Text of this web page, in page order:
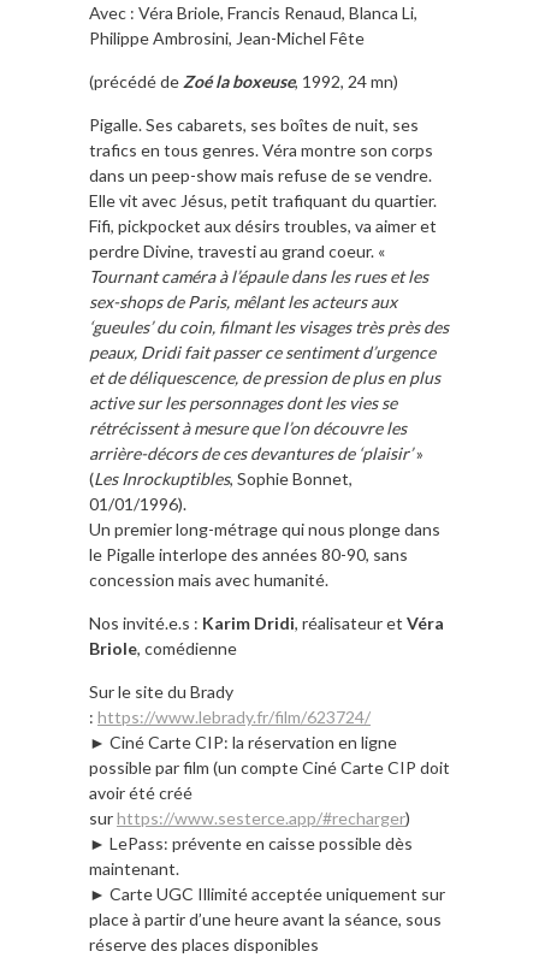
Avec : Véra Briole, Francis Renaud, Blanca Li,
Philippe Ambrosini, Jean-Michel Fête
(précédé de Zoé la boxeuse, 1992, 24 mn)
Pigalle. Ses cabarets, ses boîtes de nuit, ses
trafics en tous genres. Véra montre son corps
dans un peep-show mais refuse de se vendre.
Elle vit avec Jésus, petit trafiquant du quartier.
Fifi, pickpocket aux désirs troubles, va aimer et
perdre Divine, travesti au grand coeur. «
Tournant caméra à l’épaule dans les rues et les
sex-shops de Paris, mêlant les acteurs aux
‘gueules’ du coin, filmant les visages très près des
peaux, Dridi fait passer ce sentiment d’urgence
et de déliquescence, de pression de plus en plus
active sur les personnages dont les vies se
rétrécissent à mesure que l’on découvre les
arrière-décors de ces devantures de ‘plaisir’»
(Les Inrockuptibles, Sophie Bonnet,
01/01/1996).
Un premier long-métrage qui nous plonge dans
le Pigalle interlope des années 80-90, sans
concession mais avec humanité.
Nos invité.e.s : Karim Dridi, réalisateur et Véra
Briole, comédienne
Sur le site du Brady
: https://www.lebrady.fr/film/623724/
► Ciné Carte CIP: la réservation en ligne
possible par film (un compte Ciné Carte CIP doit
avoir été créé
surhttps://www.sesterce.app/#recharger)
► LePass: prévente en caisse possible dès
maintenant.
► Carte UGC Illimité acceptée uniquement sur
place à partir d’une heure avant la séance, sous
réserve des places disponibles